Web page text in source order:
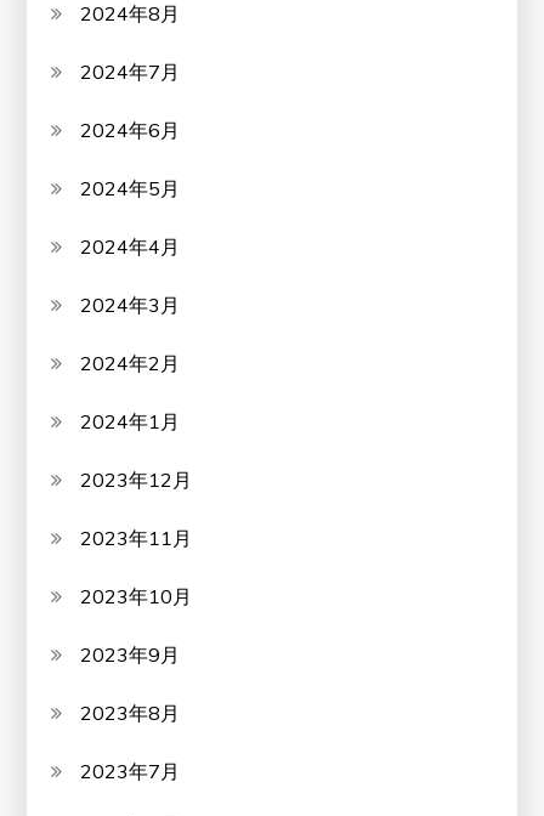
2024年8月
2024年7月
2024年6月
2024年5月
2024年4月
2024年3月
2024年2月
2024年1月
2023年12月
2023年11月
2023年10月
2023年9月
2023年8月
2023年7月